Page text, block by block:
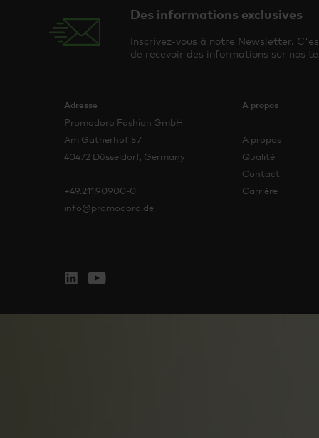
Des informations exclusives
Inscrivez-vous à notre Newsletter.
de recevoir des informations sur nos
Adresse
Promodoro Fashion GmbH
Am Gatherhof 57
40472 Düsseldorf, Germany
+49.211.90900-0
info@promodoro.de
A propos
A propos
Qualité
Contact
Carrière